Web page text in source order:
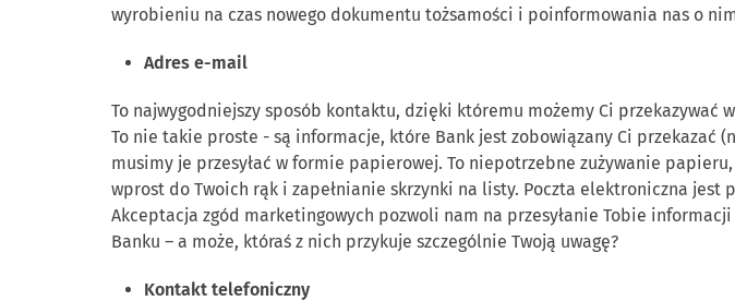
wyrobieniu na czas nowego dokumentu tożsamości i poinformowania nas o
Adres e-mail
To najwygodniejszy sposób kontaktu, dzięki któremu możemy Ci
To nie takie proste - są informacje, które Bank jest zobowiązany Ci
musimy je przesyłać w formie papierowej. To niepotrzebne zużywanie
wprost do Twoich rąk i zapełnianie skrzynki na listy. Poczta elektroniczna jest
Akceptacja zgód marketingowych pozwoli nam na przesyłanie Tobie
Banku – a może, któraś z nich przykuje szczególnie Twoją uwagę?
Kontakt telefoniczny